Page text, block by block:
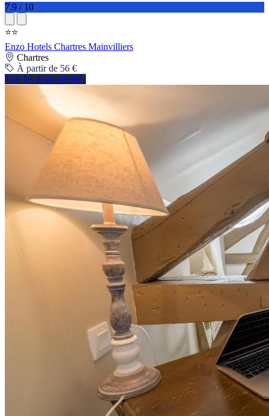
7.9 / 10
⭐⭐
Enzo Hotels Chartres Mainvilliers
Chartres
À partir de 56 €
Voir les disponibilités